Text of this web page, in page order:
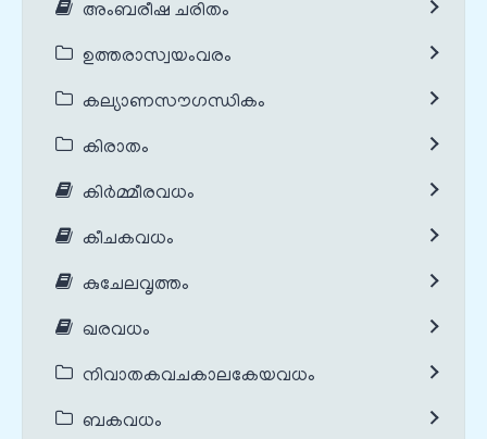
അംബരീഷ ചരിതം
ഉത്തരാസ്വയംവരം
കല്യാണസൗഗന്ധികം
കിരാതം
കിർമ്മീരവധം
കീചകവധം
കുചേലവൃത്തം
ഖരവധം
നിവാതകവചകാലകേയവധം
ബകവധം